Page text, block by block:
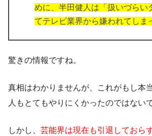
めに、半田健人は「扱いづらい
てテレビ業界から嫌われてしま
驚きの情報ですね。
真相はわかりませんが、これがもし本
人もとてもやりにくかったのではない
しかし、 芸能界は現在も引退しておら